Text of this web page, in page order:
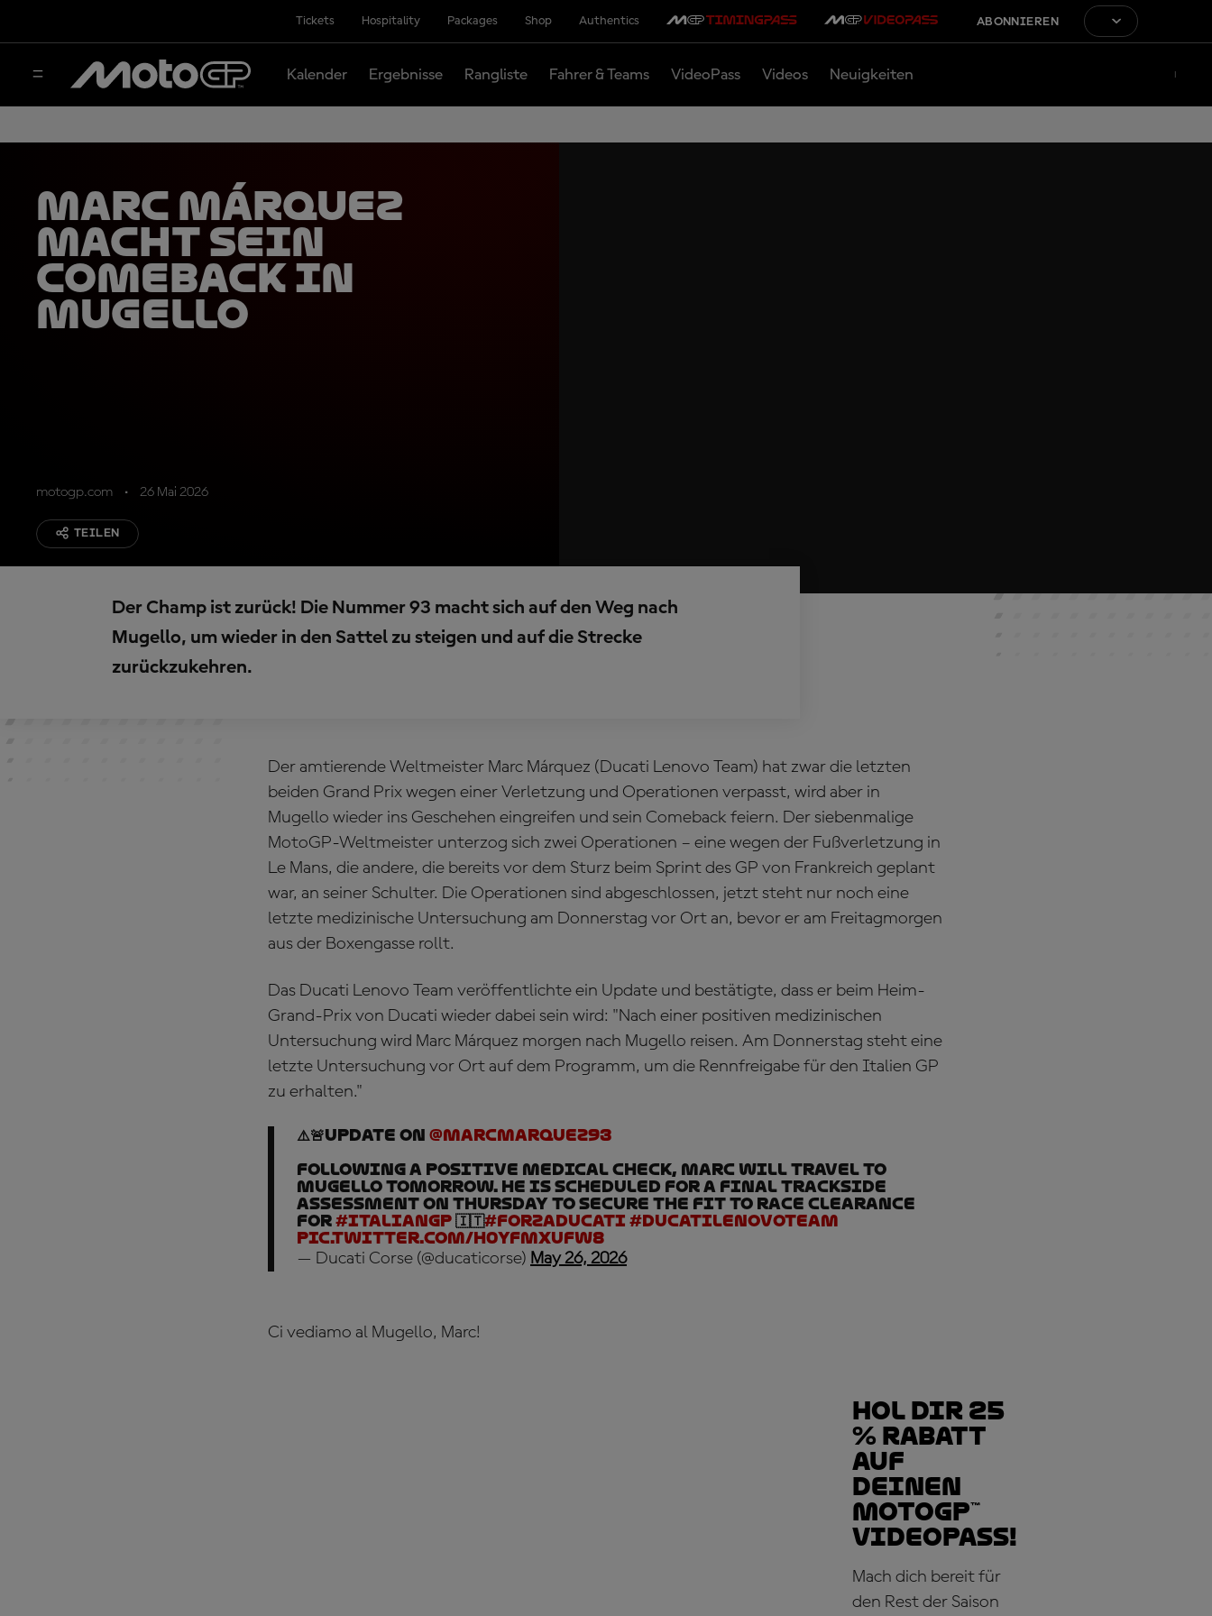
Tickets Hospitality Packages Shop Authentics ABONNIEREN
Kalender Ergebnisse Rangliste Fahrer & Teams VideoPass Videos Neuigkeiten
Marc Márquez
macht sein
Comeback in
Mugello
motogp.com 26 Mai 2026
TEILEN
Der Champ ist zurück! Die Nummer 93 macht sich auf den Weg nach
Mugello, um wieder in den Sattel zu steigen und auf die Strecke
zurückzukehren.
Der amtierende Weltmeister Marc Márquez (Ducati Lenovo Team) hat zwar die letzten
beiden Grand Prix wegen einer Verletzung und Operationen verpasst, wird aber in
Mugello wieder ins Geschehen eingreifen und sein Comeback feiern. Der siebenmalige
MotoGP-Weltmeister unterzog sich zwei Operationen – eine wegen der Fußverletzung in
Le Mans, die andere, die bereits vor dem Sturz beim Sprint des GP von Frankreich geplant
war, an seiner Schulter. Die Operationen sind abgeschlossen, jetzt steht nur noch eine
letzte medizinische Untersuchung am Donnerstag vor Ort an, bevor er am Freitagmorgen
aus der Boxengasse rollt.
Das Ducati Lenovo Team veröffentlichte ein Update und bestätigte, dass er beim Heim-
Grand-Prix von Ducati wieder dabei sein wird: "Nach einer positiven medizinischen
Untersuchung wird Marc Márquez morgen nach Mugello reisen. Am Donnerstag steht eine
letzte Untersuchung vor Ort auf dem Programm, um die Rennfreigabe für den Italien GP
zu erhalten."
⚠️🚨Update on @marcmarquez93
Following a positive medical check, Marc will travel to
Mugello tomorrow. He is scheduled for a final trackside
assessment on Thursday to secure the fit to race clearance
for#ItalianGP🇮🇹#ForzaDucati #DucatiLenovoTeam
pic.twitter.com/H0YFMxUFW8
— Ducati Corse (@ducaticorse) May 26, 2026
Ci vediamo al Mugello, Marc!
Hol dir 25
% Rabatt
auf
deinen
MotoGP™
VideoPass!
Mach dich bereit für
den Rest der Saison